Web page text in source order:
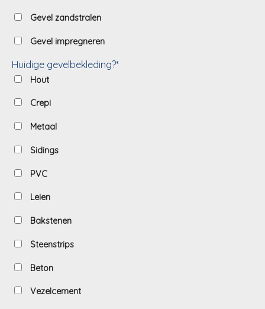
Gevel zandstralen
Gevel impregneren
Huidige gevelbekleding?*
Hout
Crepi
Metaal
Sidings
PVC
Leien
Bakstenen
Steenstrips
Beton
Vezelcement